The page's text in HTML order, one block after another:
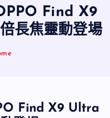
Find X9
長焦靈動登場
Find X9 Ultra